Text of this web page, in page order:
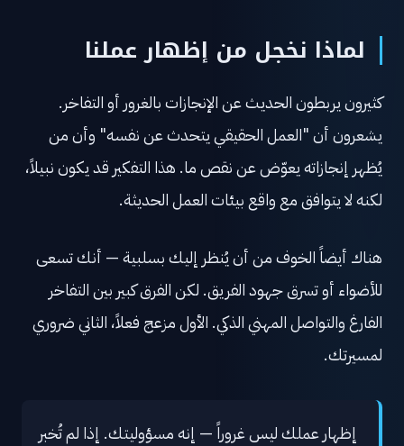
لماذا نخجل من إظهار عملنا
كثيرون يربطون الحديث عن الإنجازات بالغرور أو التفاخر.
يشعرون أن "العمل الحقيقي يتحدث عن نفسه" وأن من
يُظهر إنجازاته يعوّض عن نقص ما. هذا التفكير قد يكون نبيلاً،
لكنه لا يتوافق مع واقع بيئات العمل الحديثة.
هناك أيضاً الخوف من أن يُنظر إليك بسلبية — أنك تسعى
للأضواء أو تسرق جهود الفريق. لكن الفرق كبير بين التفاخر
الفارغ والتواصل المهني الذكي. الأول مزعج فعلاً، الثاني ضروري
لمسيرتك.
إظهار عملك ليس غروراً — إنه مسؤوليتك. إذا لم تُخبر